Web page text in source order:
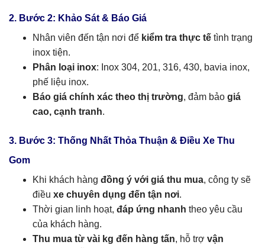
2. Bước 2: Khảo Sát & Báo Giá
Nhân viên đến tận nơi để kiểm tra thực tế tình trạng
inox tiện.
Phân loại inox: Inox 304, 201, 316, 430, bavia inox,
phế liệu inox.
Báo giá chính xác theo thị trường, đảm bảo giá
cao, cạnh tranh.
3. Bước 3: Thống Nhất Thỏa Thuận & Điều Xe Thu
Gom
Khi khách hàng đồng ý với giá thu mua, công ty sẽ
điều xe chuyên dụng đến tận nơi.
Thời gian linh hoạt, đáp ứng nhanh theo yêu cầu
của khách hàng.
Thu mua từ vài kg đến hàng tấn, hỗ trợ vận